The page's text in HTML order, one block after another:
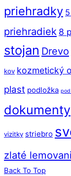
priehradky
priehradiek 8
stojan Drevo
kov kozmetický
plast podložka
dokumenty
vizitky striebro
zlaté
Back To Top